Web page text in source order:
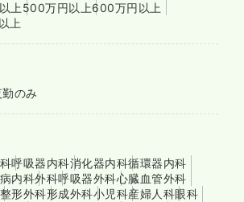
上 500万円以上600万円以上
上
勤のみ
呼吸器内科消化器内科循環器内科
内科外科呼吸器外科心臓血管外科
整形外科形成外科小児科産婦人科眼科